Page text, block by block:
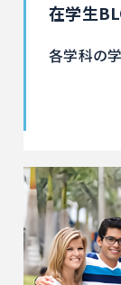
在学生
各学科の